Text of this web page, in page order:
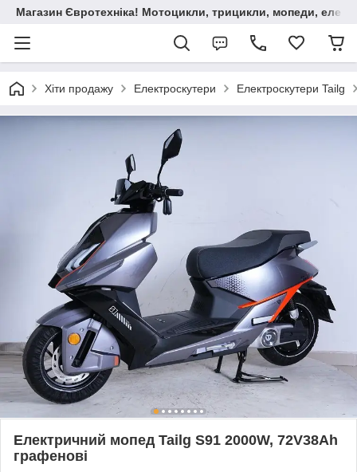
Магазин Євротехніка! Мотоцикли, трицикли, мопеди,
Хіти продажу Електроскутери Електроскутери Tailg
Електричний мопед Tailg S91 2000W, 72V38Ah
графенові